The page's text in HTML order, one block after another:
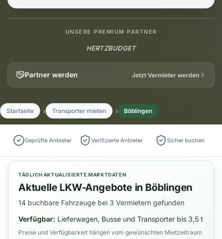
UNSERE PREMIUM PARTNER
HERTZBUDGET
Partner werden Jetzt Vermieter werden
Startseite Transporter mieten Böblingen
Geprüfte Anbieter Verifizierte Anbieter Sicher buchen
TÄGLICH AKTUALISIERTE MARKTDATEN
Aktuelle LKW-Angebote in Böblingen
14 buchbare Fahrzeuge bei 3 Vermietern gefunden
Verfügbar: Lieferwagen, Busse und Transporter bis 3,5 t
Preise und Verfügbarkeit hängen vom gewünschten Mietzeitraum